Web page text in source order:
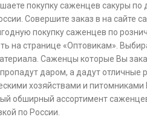
покупку саженцев сакуры по
Совершите заказ в на сайте
покупку саженцев по
на странице «Оптовикам».
Саженцы которые Вы
даром, а дадут отличные
хозяйствами и питомниками
обширный ассортимент
по России.